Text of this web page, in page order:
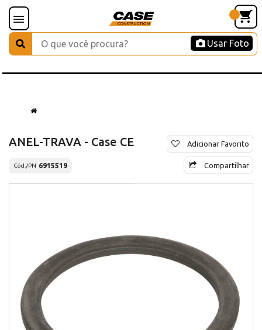
Usar Foto
ANEL-TRAVA - Case CE
Cód./PN 6915519
Adicionar Favorito
Compartilhar